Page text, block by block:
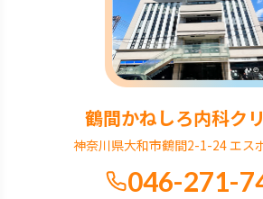
鶴間かねしろ内科ク
神奈川県大和市鶴間2-1-24 エス
046-271-